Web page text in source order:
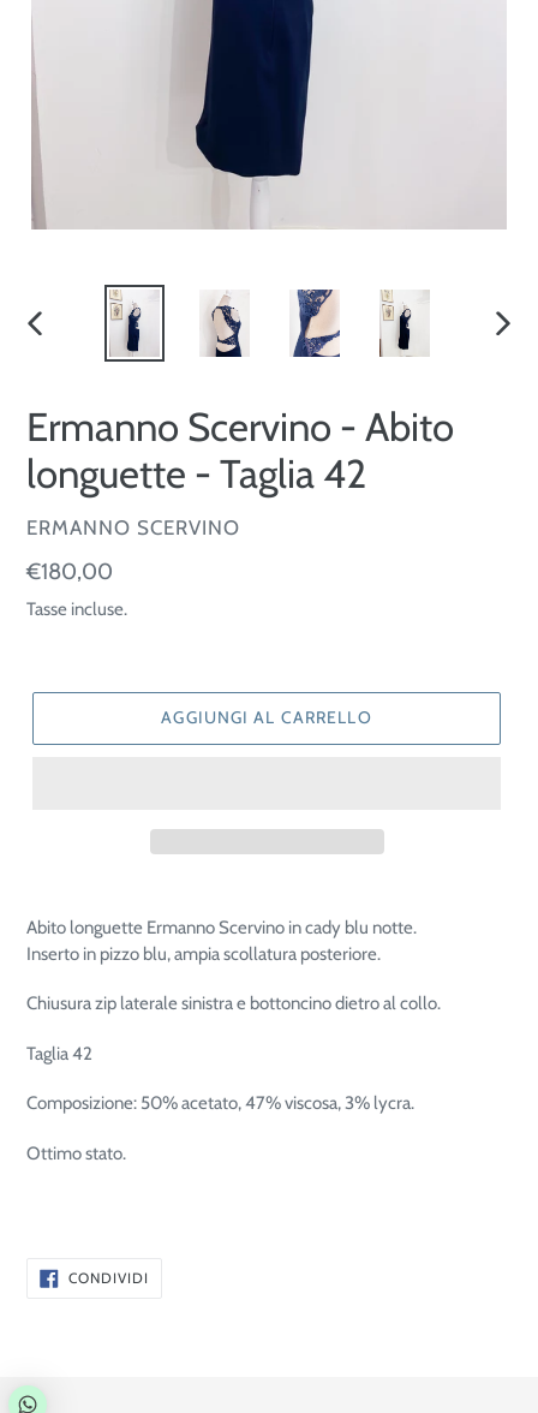
Ermanno Scervino - Abito
longuette - Taglia 42
VENDITORE
ERMANNO SCERVINO
Prezzo
di
€180,00
Tasse incluse.
AGGIUNGI AL CARRELLO
Abito longuette Ermanno Scervino in cady blu notte.
Inserto in pizzo blu, ampia scollatura posteriore.
Chiusura zip laterale sinistra e bottoncino dietro al collo.
Taglia 42
Composizione: 50% acetato, 47% viscosa, 3% lycra.
Ottimo stato.
CONDIVIDI